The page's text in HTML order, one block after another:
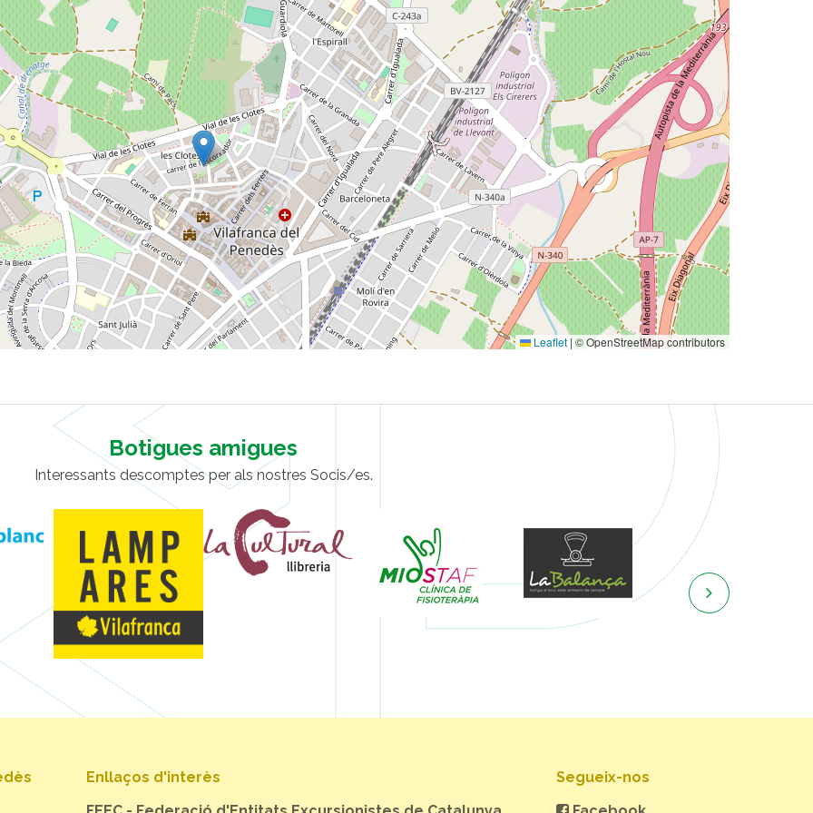
Leaflet | © OpenStreetMap contributors
Botigues amigues
Interessants descomptes per als nostres Socis/es.

Enllaços d'interès
Segueix-nos